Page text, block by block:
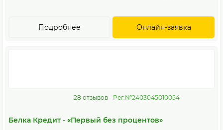
Онлайн-заявка
Подробнее
28 отзывов Рег.№2403045010054
Белка Кредит - «Первый без процентов»